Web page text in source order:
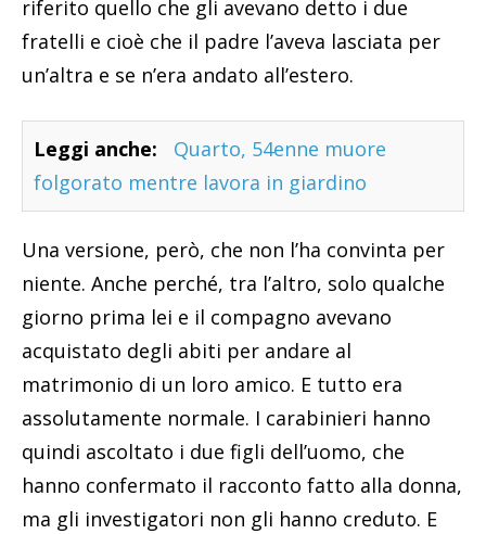
riferito quello che gli avevano detto i due
fratelli e cioè che il padre l’aveva lasciata per
un’altra e se n’era andato all’estero.
Leggi anche:
Quarto, 54enne muore
folgorato mentre lavora in giardino
Una versione, però, che non l’ha convinta per
niente. Anche perché, tra l’altro, solo qualche
giorno prima lei e il compagno avevano
acquistato degli abiti per andare al
matrimonio di un loro amico. E tutto era
assolutamente normale. I carabinieri hanno
quindi ascoltato i due figli dell’uomo, che
hanno confermato il racconto fatto alla donna,
ma gli investigatori non gli hanno creduto. E